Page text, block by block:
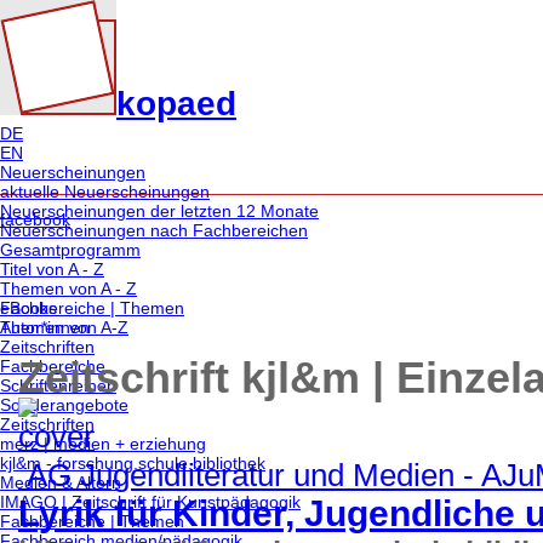
kopaed
DE
EN
Neuerscheinungen
aktuelle Neuerscheinungen
Neuerscheinungen der letzten 12 Monate
Neuerscheinungen nach Fachbereichen
Gesamtprogramm
Titel von A - Z
Themen von A - Z
eBooks
Autor*innen
Zeitschriften
Fachbereiche
Schriftenreihen
Sonderangebote
Zeitschriften
merz | medien + erziehung
kjl&m - forschung.schule.bibliothek
Medien & Altern
IMAGO | Zeitschrift für Kunstpädagogik
Fachbereiche | Themen
facebook
Fachbereiche | Themen
Themen von A-Z
Zeitschrift kjl&m |
AG Jugendliteratur und Medien -
Lyrik für Kinder, Jugendliche